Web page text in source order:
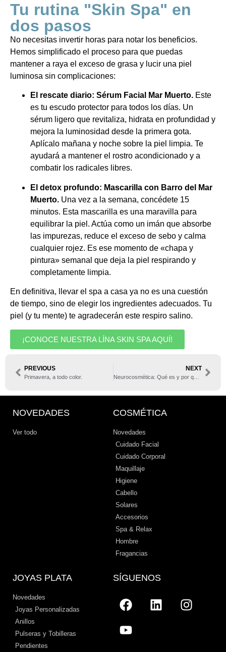
Tu rutina "Skin Spa" en
dos pasos
No necesitas invertir horas para notar los beneficios.
Hemos simplificado el proceso para que puedas
mantener a raya el exceso de grasa y lucir una piel
luminosa sin complicaciones:
El rescate diario: Sérum Facial Mar Muerto. Este
es tu escudo protector para todos los días. Un
sérum ligero que revitaliza, hidrata en profundidad y
mejora la luminosidad desde la primera gota.
Aplícalo mañana y noche sobre la piel limpia. Te
ayudará a mantener el rostro acondicionado y a
combatir los radicales libres.
El detox profundo: Mascarilla con Barro del Mar
Muerto. Una vez a la semana, concédete 15
minutos. Esta mascarilla es una maravilla para
equilibrar la piel. Actúa como un imán que absorbe
las impurezas, reduce el exceso de sebo y calma
cualquier rojez. Es ese momento de «chapa y
pintura» semanal que deja la piel respirando y
completamente limpia.
En definitiva, llevar el spa a casa ya no es una cuestión
de tiempo, sino de elegir los ingredientes adecuados. Tu
piel (y tu mente) te agradecerán este respiro salino.
¡CONOCE NUESTRA LÍNA SKIN SPA AQUÍ!
PREVIOUS
Primavera, a todo color.
NEXT
Neurocosmética: Qué es y por qué tu piel necesita que respires hondo
NOVEDADES
Ver todo
COSMÉTICA
Novedades
Cuidado Facial
Cuidado Corporal
Maquillaje
Higiene
Cabello
Solares
Accesorios
Spa & Relax
Hombre
Fragancias
JOYAS PLATA
Novedades
Joyas Personalizadas
Anillos
Pulseras y Tobilleras
Pendientes
SÍGUENOS